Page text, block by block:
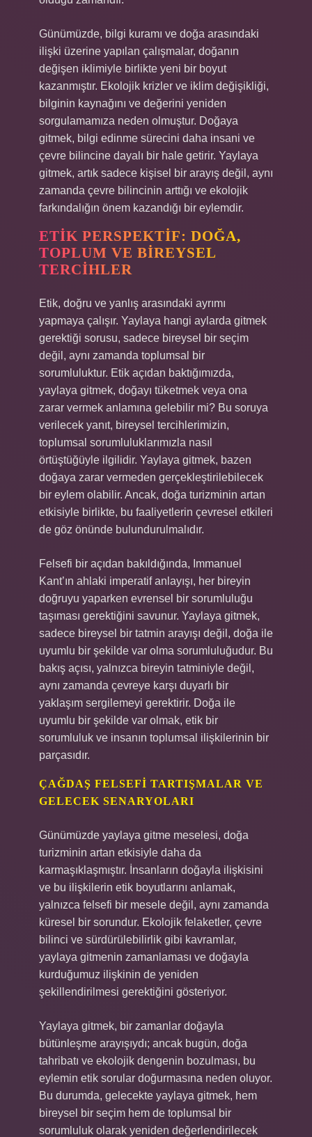
Günümüzde, bilgi kuramı ve doğa arasındaki
ilişki üzerine yapılan çalışmalar, doğanın
değişen iklimiyle birlikte yeni bir boyut
kazanmıştır. Ekolojik krizler ve iklim değişikliği,
bilginin kaynağını ve değerini yeniden
sorgulamamıza neden olmuştur. Doğaya
gitmek, bilgi edinme sürecini daha insani ve
çevre bilincine dayalı bir hale getirir. Yaylaya
gitmek, artık sadece kişisel bir arayış değil, aynı
zamanda çevre bilincinin arttığı ve ekolojik
farkındalığın önem kazandığı bir eylemdir.
ETIK PERSPEKTIF: DOĞA,
TOPLUM VE BIREYSEL
TERCIHLER
Etik, doğru ve yanlış arasındaki ayrımı
yapmaya çalışır. Yaylaya hangi aylarda gitmek
gerektiği sorusu, sadece bireysel bir seçim
değil, aynı zamanda toplumsal bir
sorumluluktur. Etik açıdan baktığımızda,
yaylaya gitmek, doğayı tüketmek veya ona
zarar vermek anlamına gelebilir mi? Bu soruya
verilecek yanıt, bireysel tercihlerimizin,
toplumsal sorumluluklarımızla nasıl
örtüştüğüyle ilgilidir. Yaylaya gitmek, bazen
doğaya zarar vermeden gerçekleştirilebilecek
bir eylem olabilir. Ancak, doğa turizminin artan
etkisiyle birlikte, bu faaliyetlerin çevresel etkileri
de göz önünde bulundurulmalıdır.
Felsefi bir açıdan bakıldığında, Immanuel
Kant’ın ahlaki imperatif anlayışı, her bireyin
doğruyu yaparken evrensel bir sorumluluğu
taşıması gerektiğini savunur. Yaylaya gitmek,
sadece bireysel bir tatmin arayışı değil, doğa ile
uyumlu bir şekilde var olma sorumluluğudur. Bu
bakış açısı, yalnızca bireyin tatminiyle değil,
aynı zamanda çevreye karşı duyarlı bir
yaklaşım sergilemeyi gerektirir. Doğa ile
uyumlu bir şekilde var olmak, etik bir
sorumluluk ve insanın toplumsal ilişkilerinin bir
parçasıdır.
ÇAĞDAŞ FELSEFI TARTIŞMALAR VE
GELECEK SENARYOLARI
Günümüzde yaylaya gitme meselesi, doğa
turizminin artan etkisiyle daha da
karmaşıklaşmıştır. İnsanların doğayla ilişkisini
ve bu ilişkilerin etik boyutlarını anlamak,
yalnızca felsefi bir mesele değil, aynı zamanda
küresel bir sorundur. Ekolojik felaketler, çevre
bilinci ve sürdürülebilirlik gibi kavramlar,
yaylaya gitmenin zamanlaması ve doğayla
kurduğumuz ilişkinin de yeniden
şekillendirilmesi gerektiğini gösteriyor.
Yaylaya gitmek, bir zamanlar doğayla
bütünleşme arayışıydı; ancak bugün, doğa
tahribatı ve ekolojik dengenin bozulması, bu
eylemin etik sorular doğurmasına neden oluyor.
Bu durumda, gelecekte yaylaya gitmek, hem
bireysel bir seçim hem de toplumsal bir
sorumluluk olarak yeniden değerlendirilecek